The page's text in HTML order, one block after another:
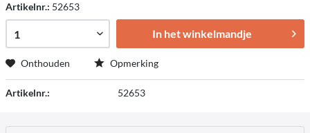
Artikelnr.: 52653
In het winkelmandje
Onthouden Opmerking
Artikelnr.: 52653